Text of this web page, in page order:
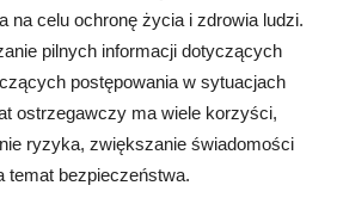
na celu ochronę życia i zdrowia ludzi.
pilnych informacji dotyczących
postępowania w sytuacjach
ostrzegawczy ma wiele korzyści,
ryzyka, zwiększanie świadomości
temat bezpieczeństwa.